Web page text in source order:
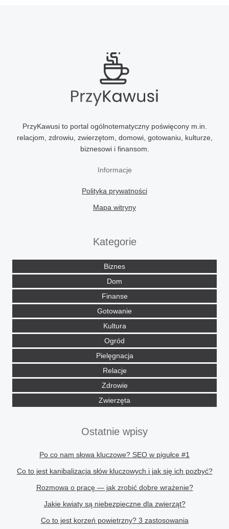
PrzyKawusi to portal ogólnotematyczny poświęcony m.in.
relacjom, zdrowiu, zwierzętom, domowi, gotowaniu, kulturze,
biznesowi i finansom.
Informacje
Polityka prywatności
Mapa witryny
Kategorie
Biznes
Dom
Finanse
Gotowanie
Kultura
Ogród
Pielęgnacja
Relacje
Zdrowie
Zwierzęta
Ostatnie wpisy
Po co nam słowa kluczowe? SEO w pigułce #1
Co to jest kanibalizacja słów kluczowych i jak się ich pozbyć?
Rozmowa o pracę — jak zrobić dobre wrażenie?
Jakie kwiaty są niebezpieczne dla zwierząt?
Co to jest korzeń powietrzny? 3 zastosowania